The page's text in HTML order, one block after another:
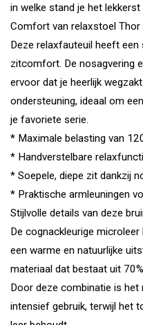
in welke stand je het lekkerst
Comfort van relaxstoel Thor
Deze relaxfauteuil heeft
zitcomfort. De nosagvering
ervoor dat je heerlijk
ondersteuning, ideaal om
je favoriete serie.
* Maximale belasting van
* Handverstelbare
* Soepele, diepe zit dankzij
* Praktische armleuningen
Stijlvolle details van deze
De cognackleurige
een warme en natuurlijke
materiaal dat bestaat uit
Door deze combinatie is
intensief gebruik, terwijl het